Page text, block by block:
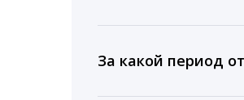
время для
За какой период